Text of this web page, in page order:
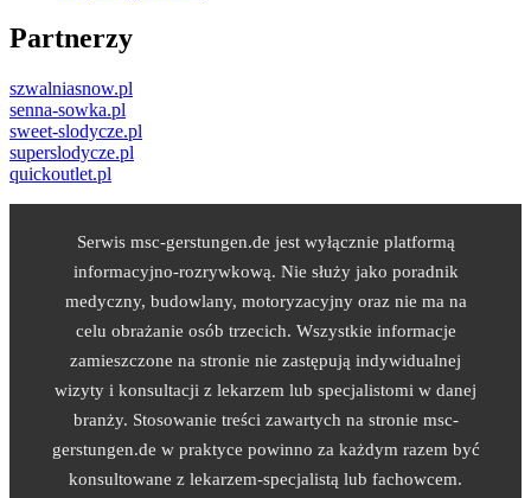
Partnerzy
szwalniasnow.pl
senna-sowka.pl
sweet-slodycze.pl
superslodycze.pl
quickoutlet.pl
Serwis msc-gerstungen.de jest wyłącznie platformą
informacyjno-rozrywkową. Nie służy jako poradnik
medyczny, budowlany, motoryzacyjny oraz nie ma na
celu obrażanie osób trzecich. Wszystkie informacje
zamieszczone na stronie nie zastępują indywidualnej
wizyty i konsultacji z lekarzem lub specjalistomi w danej
branży. Stosowanie treści zawartych na stronie msc-
gerstungen.de w praktyce powinno za każdym razem być
konsultowane z lekarzem-specjalistą lub fachowcem.